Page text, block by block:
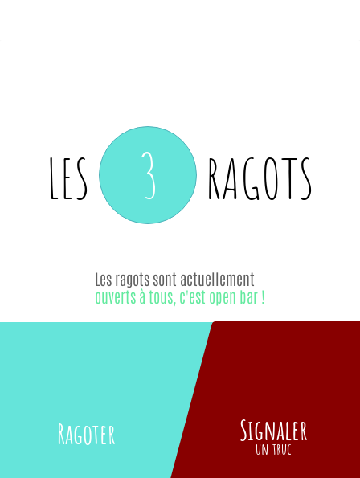
LES 3 RAGOTS
Ragoter
Les ragots sont actuellement
ouverts à tous, c'est open bar !
Signaler
un truc